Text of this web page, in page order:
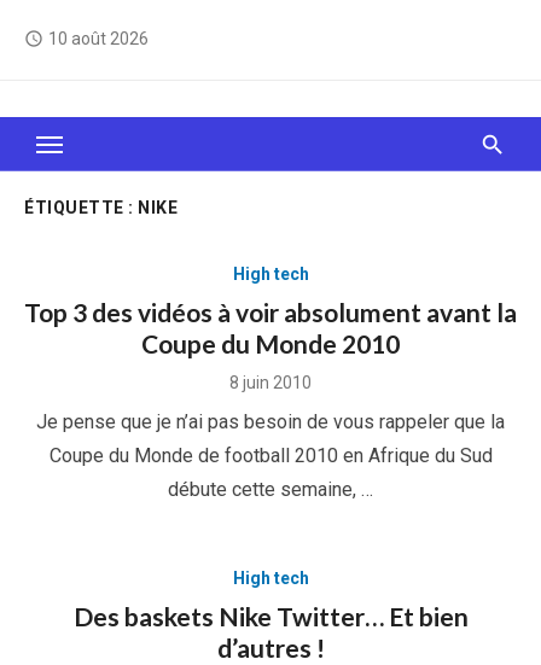
access_time 10 août 2026
Le Web, c'est comme une boîte de chocolats… On
sait jamais sur quoi on va tomber !
ÉTIQUETTE : NIKE
High tech
Top 3 des vidéos à voir absolument avant la
Coupe du Monde 2010
Posted
8 juin 2010
Je pense que je n’ai pas besoin de vous rappeler que la
Coupe du Monde de football 2010 en Afrique du Sud
débute cette semaine, …
High tech
Des baskets Nike Twitter… Et bien
d’autres !